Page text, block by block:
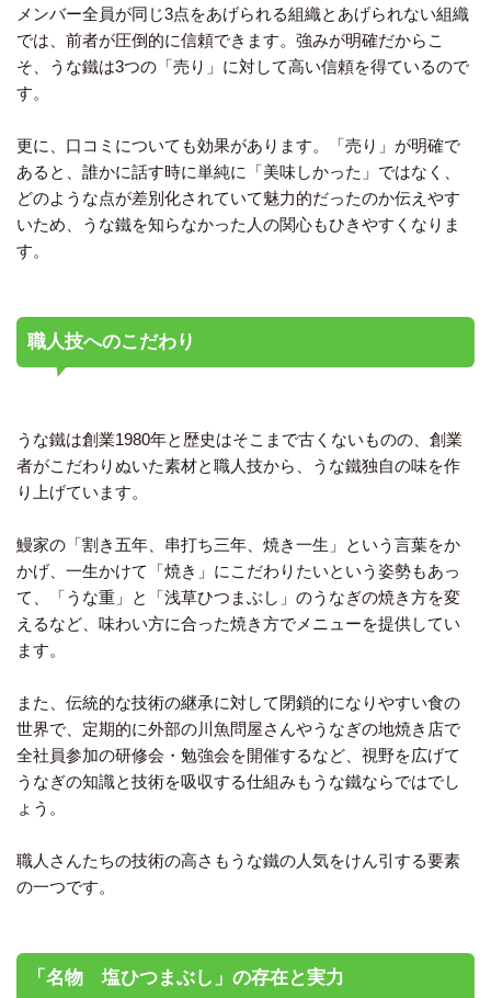
メンバー全員が同じ3点をあげられる組織とあげられない組織
では、前者が圧倒的に信頼できます。強みが明確だからこ
そ、うな鐵は3つの「売り」に対して高い信頼を得ているので
す。
更に、口コミについても効果があります。「売り」が明確で
あると、誰かに話す時に単純に「美味しかった」ではなく、
どのような点が差別化されていて魅力的だったのか伝えやす
いため、うな鐵を知らなかった人の関心もひきやすくなりま
す。
職人技へのこだわり
うな鐵は創業1980年と歴史はそこまで古くないものの、創業
者がこだわりぬいた素材と職人技から、うな鐵独自の味を作
り上げています。
鰻家の「割き五年、串打ち三年、焼き一生」という言葉をか
かげ、一生かけて「焼き」にこだわりたいという姿勢もあっ
て、「うな重」と「浅草ひつまぶし」のうなぎの焼き方を変
えるなど、味わい方に合った焼き方でメニューを提供してい
ます。
また、伝統的な技術の継承に対して閉鎖的になりやすい食の
世界で、定期的に外部の川魚問屋さんやうなぎの地焼き店で
全社員参加の研修会・勉強会を開催するなど、視野を広げて
うなぎの知識と技術を吸収する仕組みもうな鐵ならではでし
ょう。
職人さんたちの技術の高さもうな鐵の人気をけん引する要素
の一つです。
「名物 塩ひつまぶし」の存在と実力